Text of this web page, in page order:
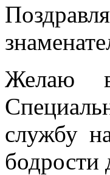
Желаю
службу
бодрости